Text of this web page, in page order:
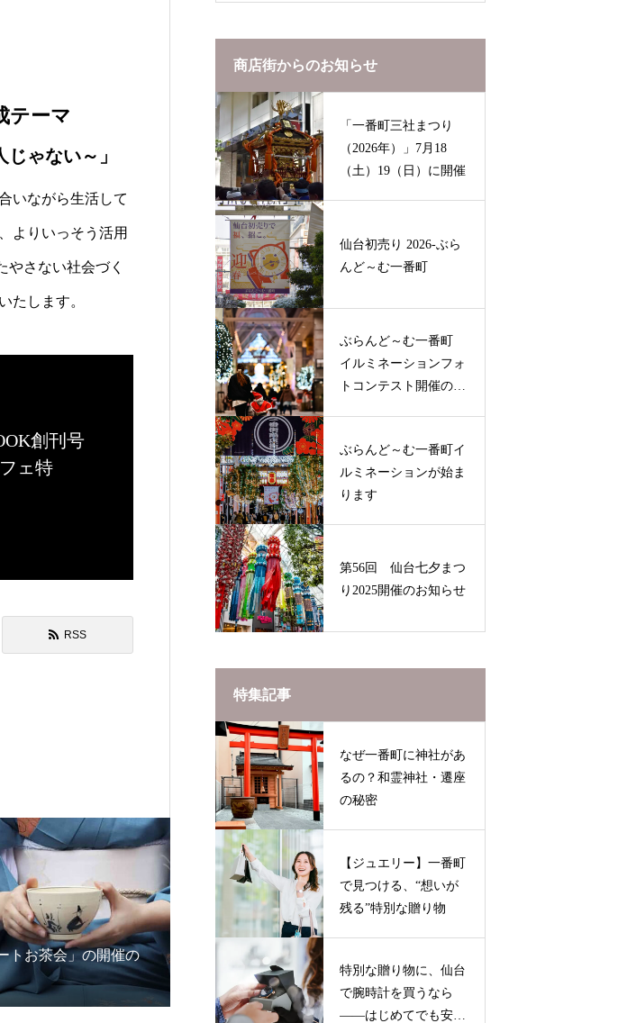
テーマ
ゃない～」
いながら生活して
よりいっそう活用
やさない社会づく
たします。
創刊号
ェ特
RSS
トお茶会」の開催の
商店街からのお知らせ
「一番町三社まつり
（2026年）」7月18
（土）19（日）に開催
仙台初売り 2026-ぶら
んど～む一番町
ぶらんど～む一番町
イルミネーションフォ
トコンテスト開催のお
ぶらんど～む一番町イ
ルミネーションが始ま
ります
第56回 仙台七夕まつ
り2025開催のお知らせ
特集記事
なぜ一番町に神社があ
るの？和霊神社・遷座
の秘密
【ジュエリー】一番町
で見つける、“想いが
残る”特別な贈り物
特別な贈り物に、仙台
で腕時計を買うなら
——はじめてでも安心